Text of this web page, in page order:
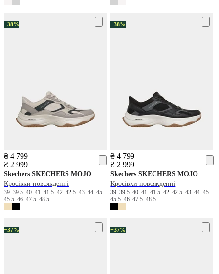
−38%
₴ 4 799
₴ 2 999
Skechers SKECHERS MOJO
Кросівки повсякденні
39 39.5 40 41 41.5 42 42.5 43 44 45
45.5 46 47.5 48.5
−38%
₴ 4 799
₴ 2 999
Skechers SKECHERS MOJO
Кросівки повсякденні
3939.5404141.54242.5434445
45.54647.548.5
−37% −37%